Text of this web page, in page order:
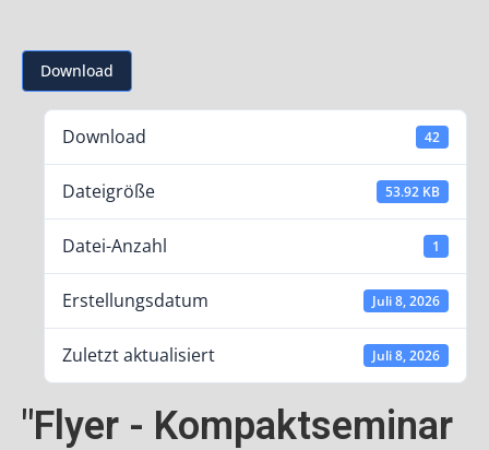
Download
Download 42
Dateigröße 53.92 KB
Datei-Anzahl 1
Erstellungsdatum Juli 8, 2026
Zuletzt aktualisiert Juli 8, 2026
"Flyer - Kompaktseminar